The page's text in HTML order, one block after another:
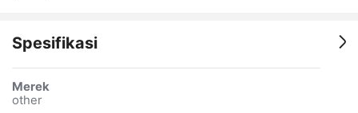
Spesifikasi
Merek
other